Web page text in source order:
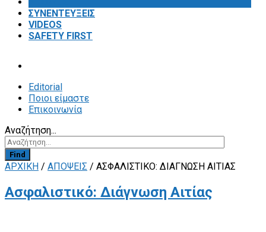
ΣΥΝΕΝΤΕΥΞΕΙΣ
VIDEOS
SAFETY FIRST
Editorial
Ποιοι είμαστε
Επικοινωνία
Αναζήτηση...
Find
ΑΡΧΙΚΗ / ΑΠΟΨΕΙΣ / ΑΣΦΑΛΙΣΤΙΚΌ: ΔΙΆΓΝΩΣΗ ΑΙΤΊΑΣ
Ασφαλιστικό: Διάγνωση Αιτίας